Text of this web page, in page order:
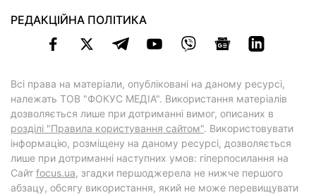
РЕДАКЦІЙНА ПОЛІТИКА
Всі права на матеріали, опубліковані на даному ресурсі,
належать ТОВ "ФОКУС МЕДІА". Використання матеріалів
дозволяється лише при дотриманні вимог, описаних в
розділі "Правила користування сайтом". Використовувати
інформацію, розміщену на даному ресурсі, дозволяється
лише при дотриманні наступних умов: гіперпосилання на
Cайт focus.ua, згадки першоджерела не нижче першого
абзацу, обсягу використання, який не може перевищувати